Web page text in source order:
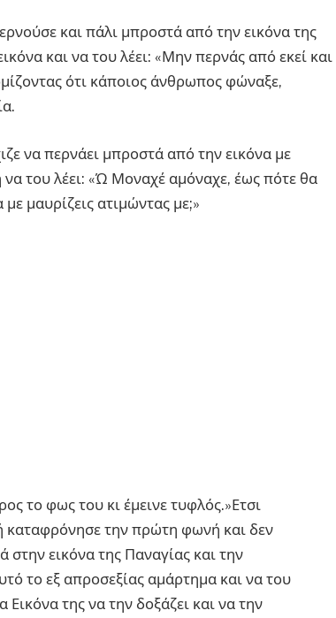
και πάλι μπροστά από την εικόνα της
και να του λέει: «Μην περνάς από εκεί και
ότι κάποιος άνθρωπος φώναξε,
να περνάει μπροστά από την εικόνα με
του λέει: «Ώ Μοναχέ αμόναχε, έως πότε θα
μαυρίζεις ατιμώντας με;»
το φως του κι έμεινε τυφλός.»Ετσι
καταφρόνησε την πρώτη φωνή και δεν
εικόνα της Παναγίας και την
το εξ απροσεξίας αμάρτημα και να του
της να την δοξάζει και να την